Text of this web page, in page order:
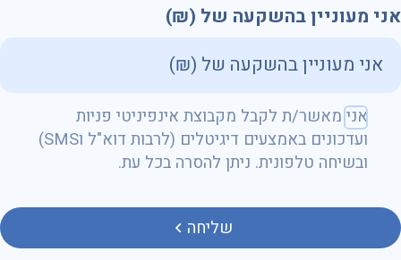
אני מעוניין בהשקעה של (₪)
שם מלא
טלפון
אני מאשר/ת לקבל מקבוצת אינפיניטי פניות
ועדכונים באמצעים דיגיטלים (לרבות דוא"ל וSMS)
ובשיחה טלפונית. ניתן להסרה בכל עת.
שליחה